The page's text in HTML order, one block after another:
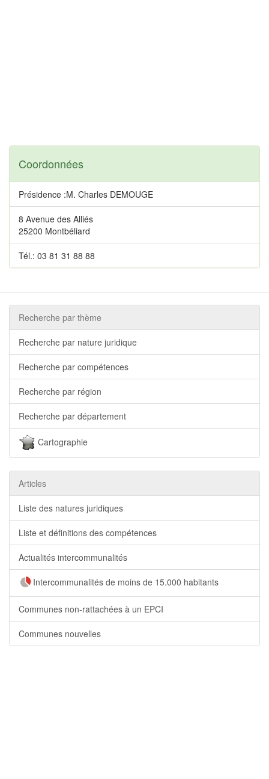
Coordonnées
Présidence :M. Charles DEMOUGE
8 Avenue des Alliés
25200 Montbéliard
Tél.: 03 81 31 88 88
Recherche par thème
Recherche par nature juridique
Recherche par compétences
Recherche par région
Recherche par département
Cartographie
Articles
Liste des natures juridiques
Liste et définitions des compétences
Actualités intercommunalités
Intercommunalités de moins de 15.000 habitants
Communes non-rattachées à un EPCI
Communes nouvelles